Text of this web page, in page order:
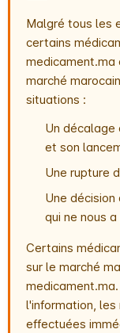
Malgré tous les
certains
medicament.ma
marché
situations :
Un décalage
et son
Une rupture
Une
qui ne nous
Certains
sur le marché
l'information, les
effectuées